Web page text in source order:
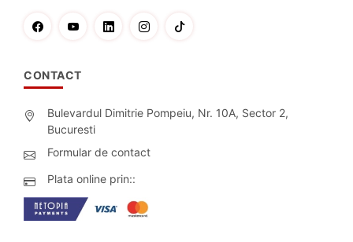
CONTACT
Bulevardul Dimitrie Pompeiu, Nr. 10A, Sector 2,
Bucuresti
Formular de contact
Plata online prin::